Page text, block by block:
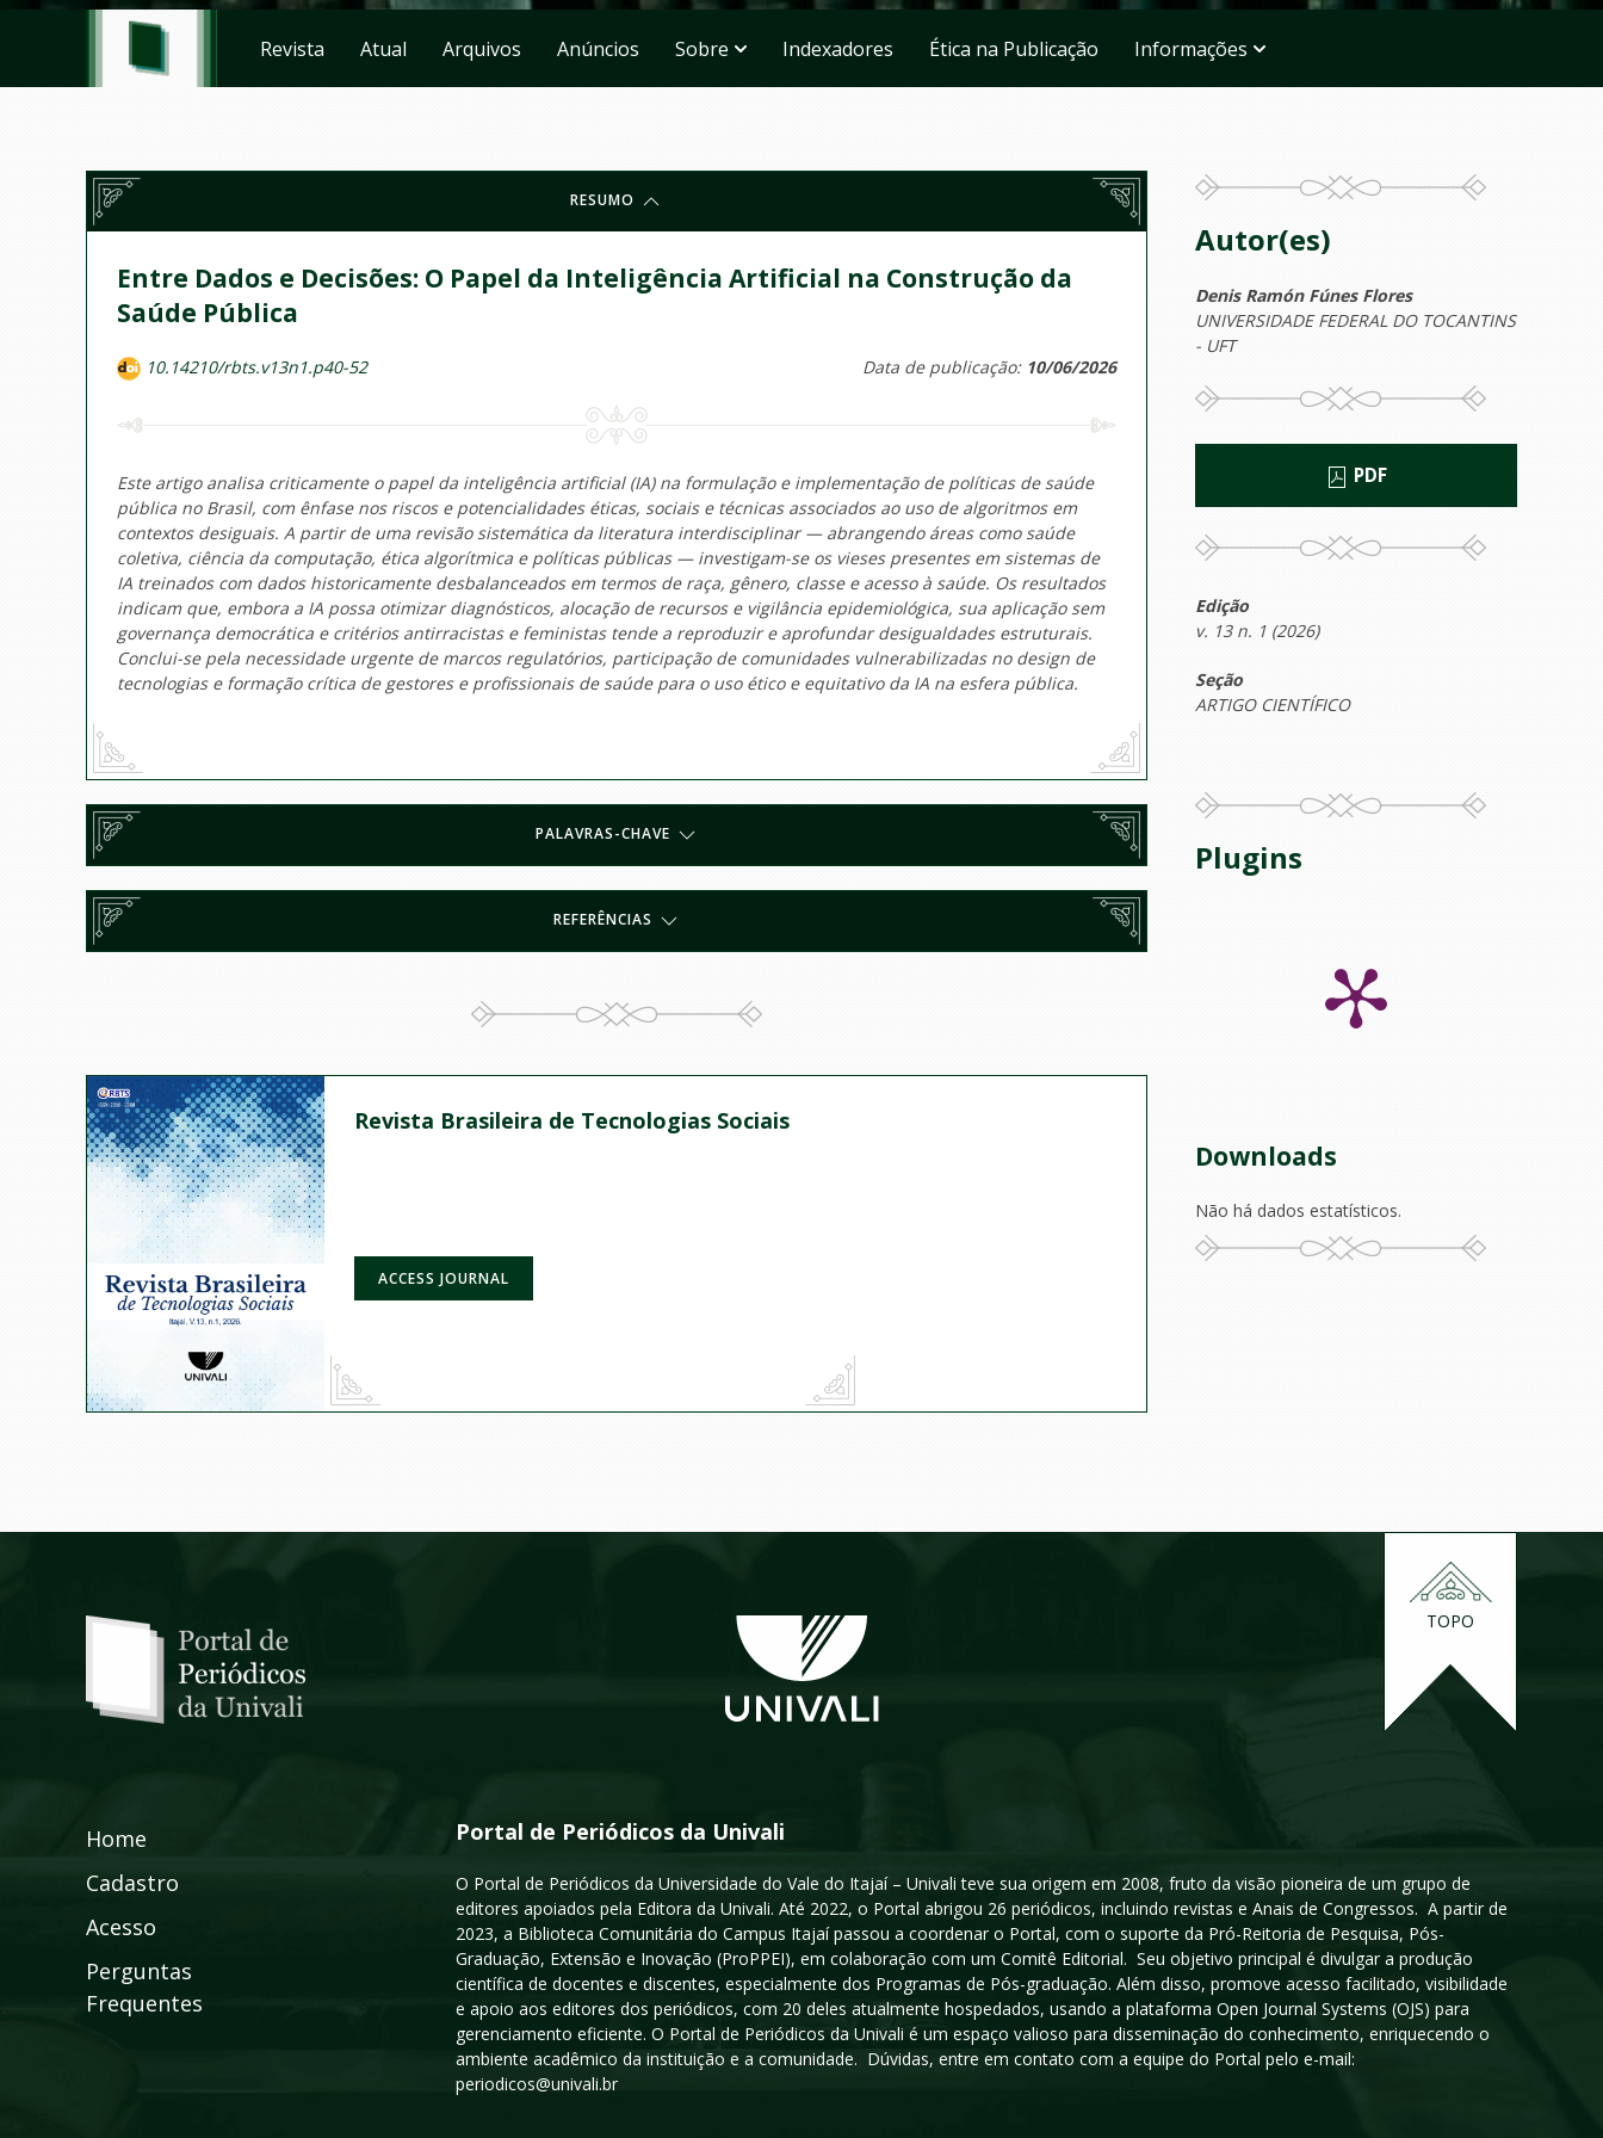
Revista Atual Arquivos Anúncios Sobre Indexadores Ética na Publicação Informações
RESUMO
Entre Dados e Decisões: O Papel da Inteligência Artificial na Construção da
Saúde Pública
10.14210/rbts.v13n1.p40-52 Data de publicação: 10/06/2026
Este artigo analisa criticamente o papel da inteligência artificial (IA) na formulação e implementação de políticas de saúde
pública no Brasil, com ênfase nos riscos e potencialidades éticas, sociais e técnicas associados ao uso de algoritmos em
contextos desiguais. A partir de uma revisão sistemática da literatura interdisciplinar — abrangendo áreas como saúde
coletiva, ciência da computação, ética algorítmica e políticas públicas — investigam-se os vieses presentes em sistemas de
IA treinados com dados historicamente desbalanceados em termos de raça, gênero, classe e acesso à saúde. Os resultados
indicam que, embora a IA possa otimizar diagnósticos, alocação de recursos e vigilância epidemiológica, sua aplicação sem
governança democrática e critérios antirracistas e feministas tende a reproduzir e aprofundar desigualdades estruturais.
Conclui-se pela necessidade urgente de marcos regulatórios, participação de comunidades vulnerabilizadas no design de
tecnologias e formação crítica de gestores e profissionais de saúde para o uso ético e equitativo da IA na esfera pública.
PALAVRAS-CHAVE
REFERÊNCIAS
Revista Brasileira de Tecnologias Sociais
ACCESS JOURNAL
Autor(es)
Denis Ramón Fúnes Flores
UNIVERSIDADE FEDERAL DO TOCANTINS
- UFT
PDF
Edição
v. 13 n. 1 (2026)
Seção
ARTIGO CIENTÍFICO
Plugins
Downloads
Não há dados estatísticos.
TOPO
Home
Cadastro
Acesso
Perguntas
Frequentes
Portal de Periódicos da Univali
O Portal de Periódicos da Universidade do Vale do Itajaí – Univali teve sua origem em 2008, fruto da visão pioneira de um grupo de
editores apoiados pela Editora da Univali. Até 2022, o Portal abrigou 26 periódicos, incluindo revistas e Anais de Congressos. A partir de
2023, a Biblioteca Comunitária do Campus Itajaí passou a coordenar o Portal, com o suporte da Pró-Reitoria de Pesquisa, Pós-
Graduação, Extensão e Inovação (ProPPEI), em colaboração com um Comitê Editorial. Seu objetivo principal é divulgar a produção
científica de docentes e discentes, especialmente dos Programas de Pós-graduação. Além disso, promove acesso facilitado, visibilidade
e apoio aos editores dos periódicos, com 20 deles atualmente hospedados, usando a plataforma Open Journal Systems (OJS) para
gerenciamento eficiente. O Portal de Periódicos da Univali é um espaço valioso para disseminação do conhecimento, enriquecendo o
ambiente acadêmico da instituição e a comunidade. Dúvidas, entre em contato com a equipe do Portal pelo e-mail:
periodicos@univali.br